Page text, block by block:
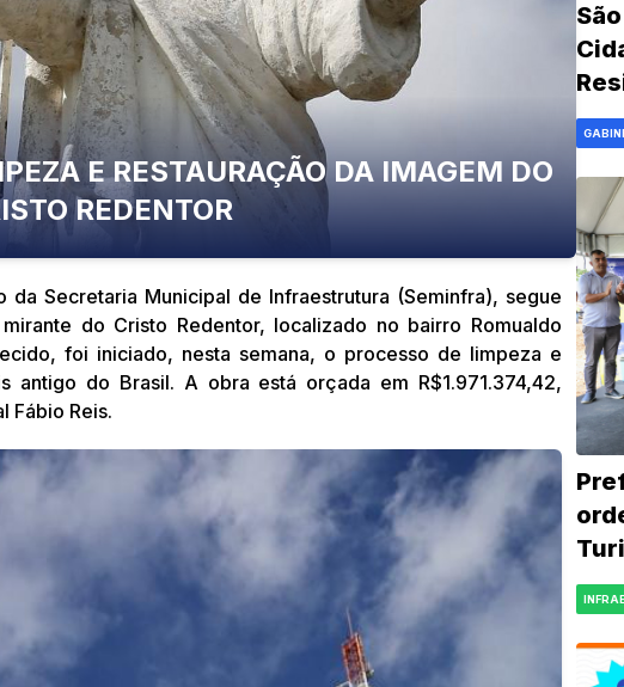
E RESTAURAÇÃO DA IMAGEM DO
REDENTOR
Secretaria Municipal de Infraestrutura (Seminfra), segue
do Cristo Redentor, localizado no bairro Romualdo
foi iniciado, nesta semana, o processo de limpeza e
antigo do Brasil. A obra está orçada em R$1.971.374,42,
Fábio Reis.
32